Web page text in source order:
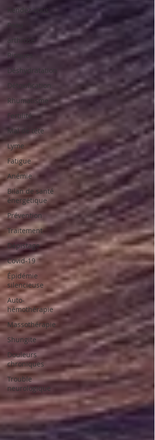
Rendez-vous
Peau
arthrose
Risques
Déshydratation
Détoxification
Rhumatisme
Fertilité
Mal de tête
Lyme
Fatigue
Anémie
Bilan de santé
énergétique
Prévention
Traitement
Dépistage
Covid-19
Épidémie
silencieuse
Auto-
hémothérapie
Massothérapie
Shungite
Douleurs
chroniques
Trouble
neurologique